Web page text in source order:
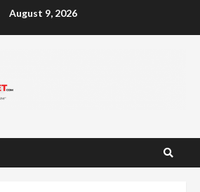
August 9, 2026